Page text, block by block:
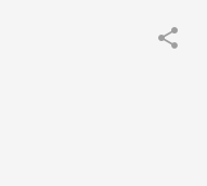
share